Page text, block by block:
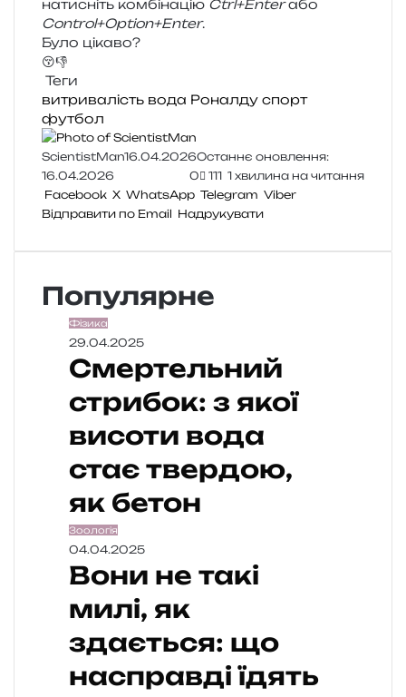
нати­сніть ком­бі­на­цію Ctrl+Enterабо
Control+Option+Enter.
Було цікаво?
😚👎
Теги
витривалість вода Роналду спорт
футбол
ScientistMan16.04.2026Останнє оновлення:
16.04.2026
0 111 1 хвилина на читання
Facebook X WhatsApp Telegram Viber
Відправити по Email Надрукувати
Популярне
Фізика
29.04.2025
Смертельний
стрибок: з якої
висоти вода
стає твердою,
як бетон
Зоологія
04.04.2025
Вони не такі
милі, як
здається: що
насправді їдять